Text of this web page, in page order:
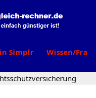
Simplr Wissen/